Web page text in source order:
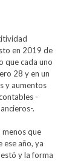
en 2019 de
que cada uno
28 y en un
y aumentos
-
.
menos que
ese año, ya
y la forma